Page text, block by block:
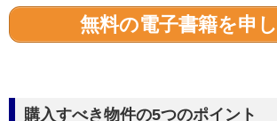
無料の電子書籍を申
購入すべき物件の5つのポイント